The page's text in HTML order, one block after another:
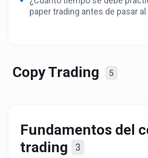
paper trading antes de pasar
Copy Trading 5
Fundamentos del
trading
3